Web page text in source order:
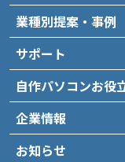
業種別提案・事例
サポート
自作パソコンお役
企業情報
お知らせ